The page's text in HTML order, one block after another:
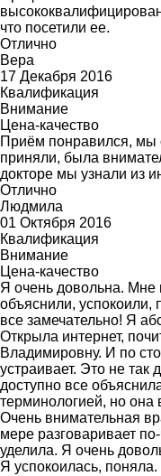
что посетили ее.
Отлично
Вера
17 Декабря 2016
Квалификация
Внимание
Цена-качество
Приём понравился, мы
приняли, была
докторе мы узнали из
Отлично
Людмила
01 Октября 2016
Квалификация
Внимание
Цена-качество
Я очень довольна. Мне
объяснили, успокоили,
все замечательно! Я
Открыла интернет,
Владимировну. И по
устраивает. Это не
доступно все
терминологией, но она
Очень внимательная
мере разговаривает
уделила. Я очень
Я успокоилась,